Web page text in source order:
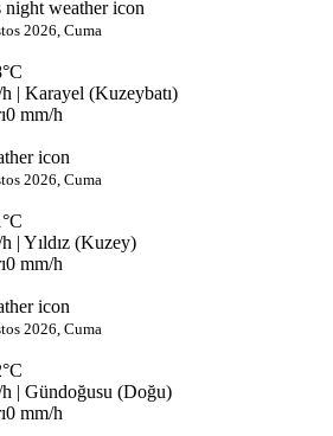
2026, Cuma
| Karayel (Kuzeybatı)
0 mm/h
2026, Cuma
| Yıldız (Kuzey)
0 mm/h
2026, Cuma
| Gündoğusu (Doğu)
0 mm/h